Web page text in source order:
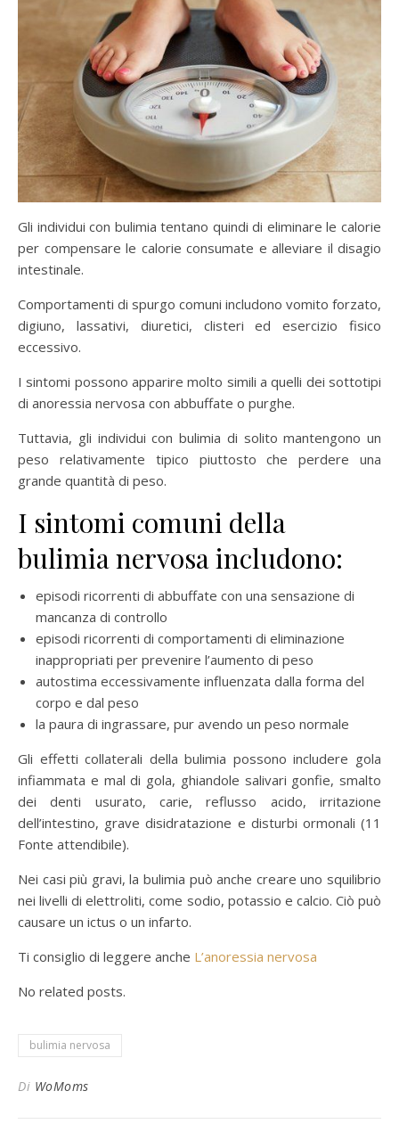
Gli individui con bulimia tentano quindi di eliminare le calorie
per compensare le calorie consumate e alleviare il disagio
intestinale.
Comportamenti di spurgo comuni includono vomito forzato,
digiuno, lassativi, diuretici, clisteri ed esercizio fisico
eccessivo.
I sintomi possono apparire molto simili a quelli dei sottotipi
di anoressia nervosa con abbuffate o purghe.
Tuttavia, gli individui con bulimia di solito mantengono un
peso relativamente tipico piuttosto che perdere una
grande quantità di peso.
I sintomi comuni della
bulimia nervosa includono:
episodi ricorrenti di abbuffate con una sensazione di
mancanza di controllo
episodi ricorrenti di comportamenti di eliminazione
inappropriati per prevenire l’aumento di peso
autostima eccessivamente influenzata dalla forma del
corpo e dal peso
la paura di ingrassare, pur avendo un peso normale
Gli effetti collaterali della bulimia possono includere gola
infiammata e mal di gola, ghiandole salivari gonfie, smalto
dei denti usurato, carie, reflusso acido, irritazione
dell’intestino, grave disidratazione e disturbi ormonali (11
Fonte attendibile).
Nei casi più gravi, la bulimia può anche creare uno squilibrio
nei livelli di elettroliti, come sodio, potassio e calcio. Ciò può
causare un ictus o un infarto.
Ti consiglio di leggere anche L’anoressia nervosa
No related posts.
bulimia nervosa
Di WoMoms